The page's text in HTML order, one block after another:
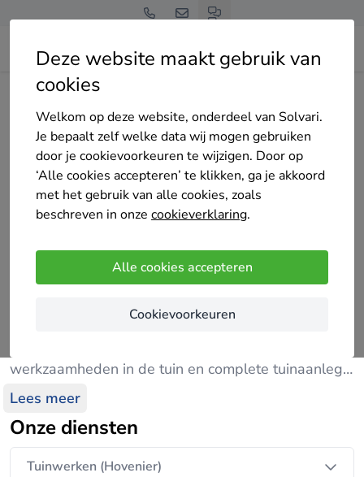
Deze website maakt gebruik van
cookies
Welkom op deze website, onderdeel van Solvari.
Je bepaalt zelf welke data wij mogen gebruiken
door je cookievoorkeuren te wijzigen. Door op
‘Alle cookies accepteren’ te klikken, ga je akkoord
met het gebruik van alle cookies, zoals
beschreven in onze cookieverklaring.
Alle cookies accepteren
Cookievoorkeuren
Home Bedrijven overzicht
Hoveniersbedrijf Tuinland
(20 reviews)
Hoveniersbedrijf tuinland te vleuten bestaat 22 jaar
werkzaamheden in de tuin en complete tuinaanleg.
Werkzaam 30 kilometer rond Utrecht. Ons motto is:
u de klus, wij de kennis!
Lees meer
Onze diensten
Tuinwerken (Hovenier)